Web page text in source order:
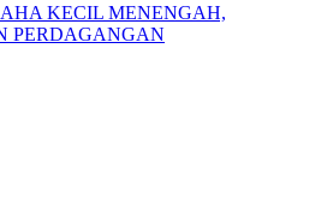
KECIL MENENGAH,
PERDAGANGAN